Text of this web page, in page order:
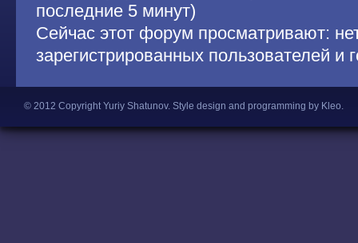
последние 5 минут)
Сейчас этот форум просматривают:
зарегистрированных пользователей и
© 2012 Copyright Yuriy Shatunov. Style design and programming by Kleo.